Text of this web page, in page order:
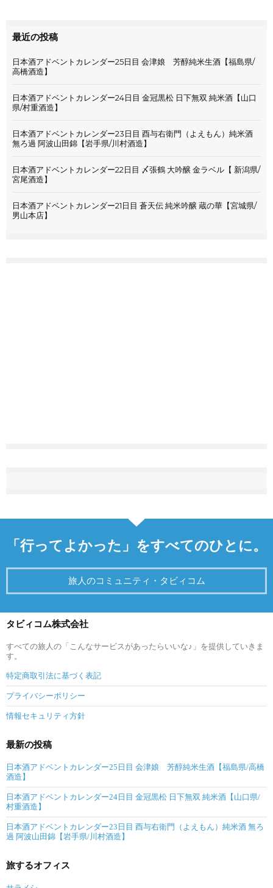
最近の投稿
日本酒アドベントカレンダー25日目 会津娘 芳醇純米生酒【福島県/
高橋酒造】
日本酒アドベントカレンダー24日目 金冠黒松 日下無双 純米酒【山口
県/村重酒造】
日本酒アドベントカレンダー23日目 酉与右衛門（よえもん）純米酒
無ろ過 阿波山田錦【岩手県/川村酒造】
日本酒アドベントカレンダー22日目 〆張鶴 大吟醸 金ラベル【 新潟県/
宮尾酒造】
日本酒アドベントカレンダー21日目 蒼天伝 純米吟醸 蔵の華【宮城県/
男山本店】
「行ってよかった」をすべてのひとに。
旅人のコミュニティ・タビィコム
タビィコム株式会社
すべての旅人の「こんなサービスがあったらいいな♪」を提供していきま
す。
特定商取引法に基づく表記
プライバシーポリシー
情報セキュリティ方針
最新の投稿
日本酒アドベントカレンダー25日目 会津娘 芳醇純米生酒【福島県/高橋
酒造】
日本酒アドベントカレンダー24日目 金冠黒松 日下無双 純米酒【山口県/
村重酒造】
日本酒アドベントカレンダー23日目 酉与右衛門（よえもん）純米酒 無ろ
過 阿波山田錦【岩手県/川村酒造】
旅するオフィス